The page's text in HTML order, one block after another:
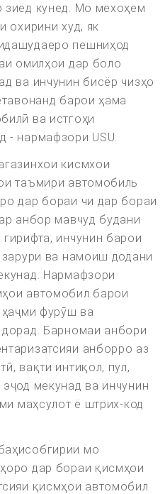
кунед. Мо мехоҳем
охирини худ, як
пешниҳод
омилҳои дар боло
ва инчунин бисёр чизҳо
барои ҳама
ва истгоҳи
- нармафзори USU.
кисмхои
таъмири автомобиль
дар бораи чи дар бораи
анбор мавчуд будани
инчунин барои
зарури ва намоиш додани
Нармафзори
автомобил барои
фурӯш ва
дорад. Барномаи анбори
анборро аз
вақти интиқол, пул,
мекунад ва инчунин
маҳсулот ё штрих-код
мо
дар бораи қисмҳои
қисмҳои автомобил